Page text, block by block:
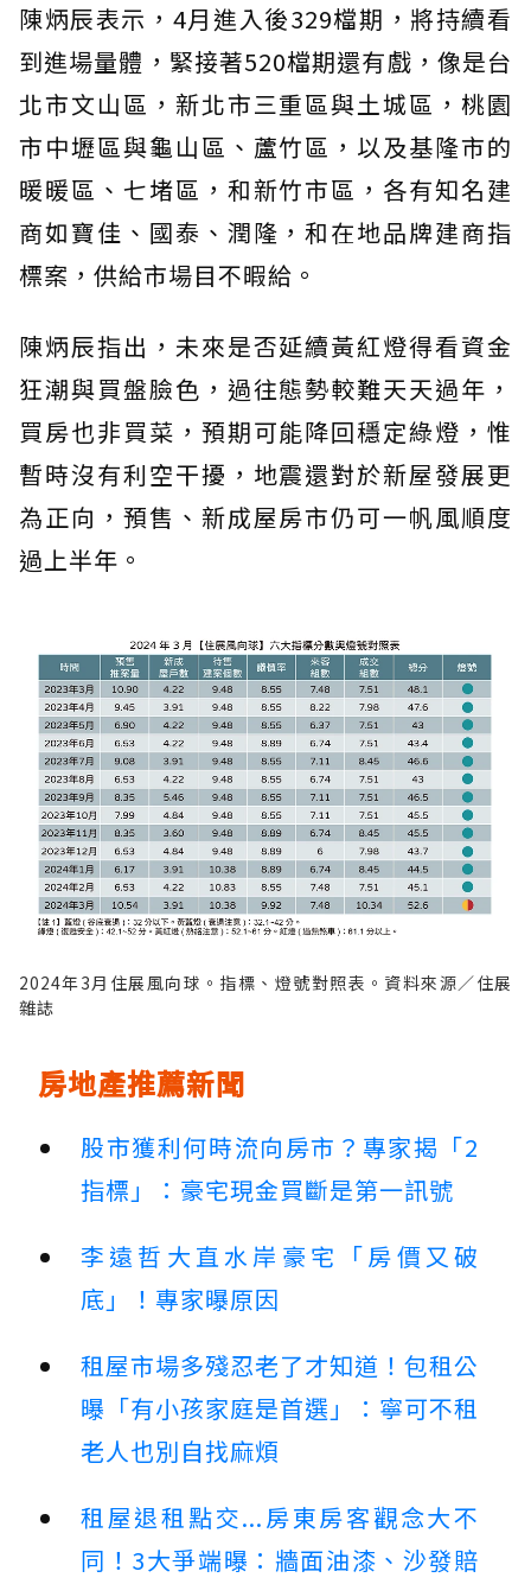
陳炳辰表示，4月進入後329檔期，將持續看
到進場量體，緊接著520檔期還有戲，像是台
北市文山區，新北市三重區與土城區，桃園
市中壢區與龜山區、蘆竹區，以及基隆市的
暖暖區、七堵區，和新竹市區，各有知名建
商如寶佳、國泰、潤隆，和在地品牌建商指
標案，供給市場目不暇給。
陳炳辰指出，未來是否延續黃紅燈得看資金
狂潮與買盤臉色，過往態勢較難天天過年，
買房也非買菜，預期可能降回穩定綠燈，惟
暫時沒有利空干擾，地震還對於新屋發展更
為正向，預售、新成屋房市仍可一帆風順度
過上半年。
2024年3月住展風向球。指標、燈號對照表。資料來源／住展
雜誌
房地產推薦新聞
股市獲利何時流向房市？專家揭「2
指標」：豪宅現金買斷是第一訊號
李遠哲大直水岸豪宅「房價又破
底」！專家曝原因
租屋市場多殘忍老了才知道！包租公
曝「有小孩家庭是首選」：寧可不租
老人也別自找麻煩
租屋退租點交...房東房客觀念大不
同！3大爭端曝：牆面油漆、沙發賠